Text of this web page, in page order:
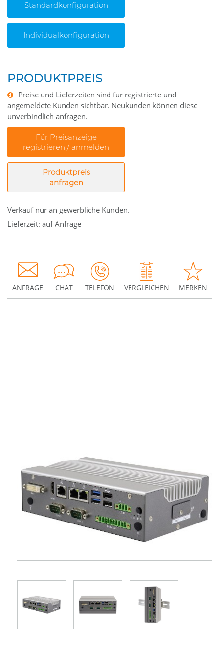
Standardkonfiguration
Individualkonfiguration
PRODUKTPREIS
Preise und Lieferzeiten sind für registrierte und
angemeldete Kunden sichtbar. Neukunden können diese
unverbindlich anfragen.
Für Preisanzeige
registrieren / anmelden
Produktpreis
anfragen
Verkauf nur an gewerbliche Kunden.
Lieferzeit: auf Anfrage
ANFRAGE CHAT TELEFON VERGLEICHEN MERKEN